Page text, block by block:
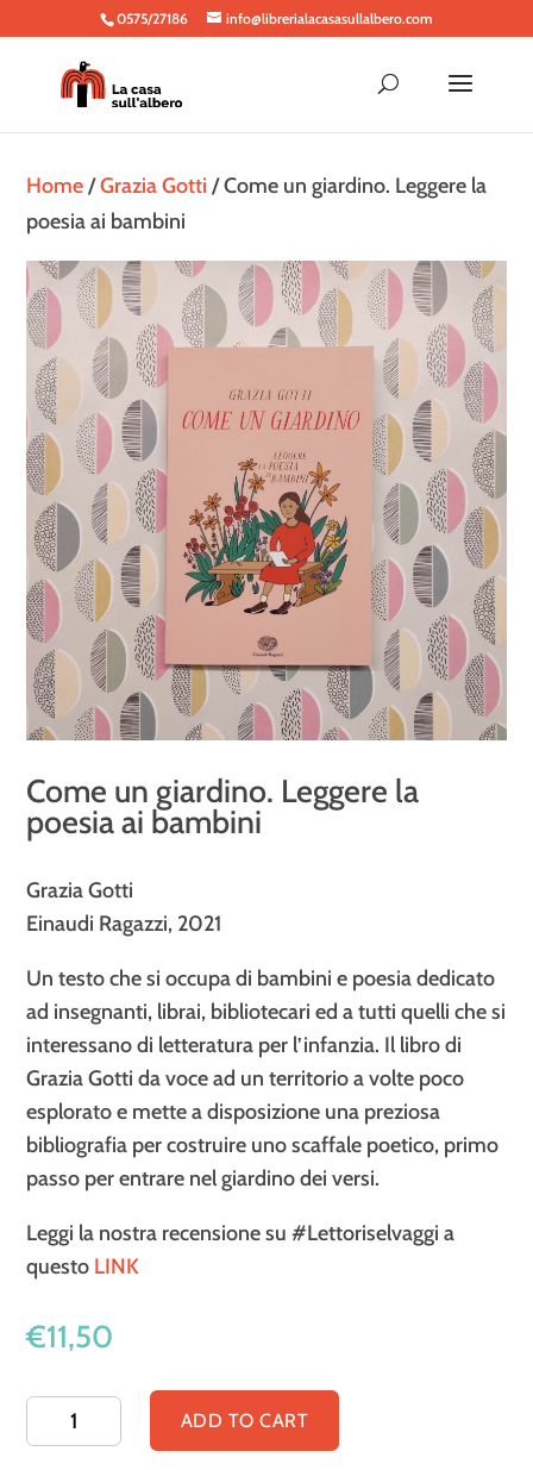
0575/27186 info@librerialacasasullalbero.com
Home/Grazia Gotti / Come un giardino. Leggere la
poesia ai bambini
Come un giardino. Leggere la
poesia ai bambini
Grazia Gotti
Einaudi Ragazzi, 2021
Un testo che si occupa di bambini e poesia dedicato
ad insegnanti, librai, bibliotecari ed a tutti quelli che si
interessano di letteratura per l’infanzia. Il libro di
Grazia Gotti da voce ad un territorio a volte poco
esplorato e mette a disposizione una preziosa
bibliografia per costruire uno scaffale poetico, primo
passo per entrare nel giardino dei versi.
Leggi la nostra recensione su #Lettoriselvaggi a
questo LINK
€11,50
Come
un
ADD TO CART